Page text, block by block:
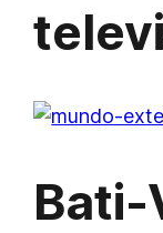
Bati-